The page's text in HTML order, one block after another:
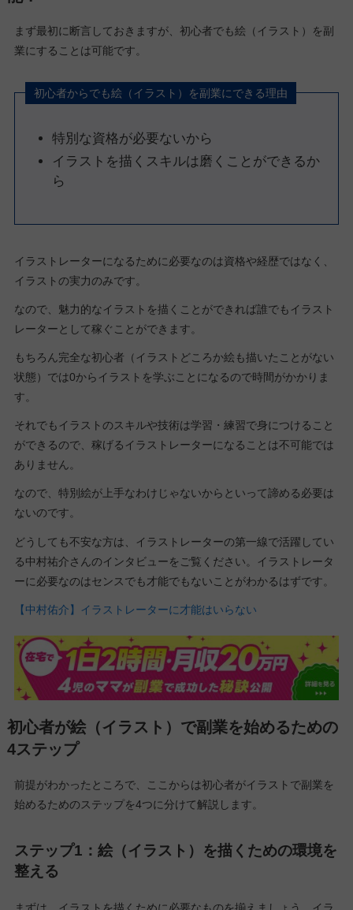
まず最初に断言しておきますが、初心者でも絵（イラスト）を副
業にすることは可能です。
初心者からでも絵（イラスト）を副業にできる理由
特別な資格が必要ないから
イラストを描くスキルは磨くことができるか
ら
イラストレーターになるために必要なのは資格や経歴ではなく、
イラストの実力のみです。
なので、魅力的なイラストを描くことができれば誰でもイラスト
レーターとして稼ぐことができます。
もちろん完全な初心者（イラストどころか絵も描いたことがない
状態）では0からイラストを学ぶことになるので時間がかかりま
す。
それでもイラストのスキルや技術は学習・練習で身につけること
ができるので、稼げるイラストレーターになることは不可能では
ありません。
なので、特別絵が上手なわけじゃないからといって諦める必要は
ないのです。
どうしても不安な方は、イラストレーターの第一線で活躍してい
る中村祐介さんのインタビューをご覧ください。イラストレータ
ーに必要なのはセンスでも才能でもないことがわかるはずです。
【中村佑介】イラストレーターに才能はいらない
初心者が絵（イラスト）で副業を始めるための
4ステップ
前提がわかったところで、ここからは初心者がイラストで副業を
始めるためのステップを4つに分けて解説します。
ステップ1：絵（イラスト）を描くための環境を
整える